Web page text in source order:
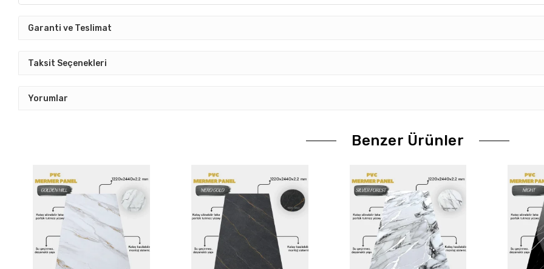
Garanti ve Teslimat
Taksit Seçenekleri
Yorumlar
Benzer Ürünler